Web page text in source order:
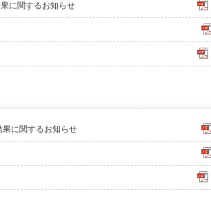
に関するお知らせ
に関するお知らせ